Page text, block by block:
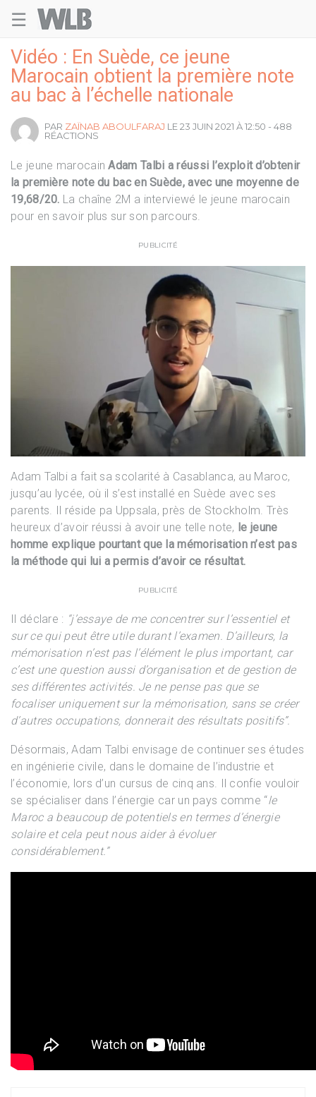
☰
Vidéo : En Suède, ce jeune
Marocain obtient la première note
au bac à l’échelle nationale
PAR ZAÏNAB ABOULFARAJ LE 23 JUIN 2021 À 12:50 - 488
RÉACTIONS
Le jeune marocain Adam Talbi a réussi l’exploit d’obtenir
la première note du bac en Suède, avec une moyenne de
19,68/20. La chaîne 2M a interviewé le jeune marocain
pour en savoir plus sur son parcours.
PUBLICITÉ
Adam Talbi a fait sa scolarité à Casablanca, au Maroc,
jusqu’au lycée, où il s’est installé en Suède avec ses
parents. Il réside pa Uppsala, près de Stockholm. Très
heureux d’avoir réussi à avoir une telle note, le jeune
homme explique pourtant que la mémorisation n’est pas
la méthode qui lui a permis d’avoir ce résultat.
PUBLICITÉ
Il déclare : “j’essaye de me concentrer sur l’essentiel et
sur ce qui peut être utile durant l’examen. D’ailleurs, la
mémorisation n’est pas l’élément le plus important, car
c’est une question aussi d’organisation et de gestion de
ses différentes activités. Je ne pense pas que se
focaliser uniquement sur la mémorisation, sans se créer
d’autres occupations, donnerait des résultats positifs”.
Désormais, Adam Talbi envisage de continuer ses études
en ingénierie civile, dans le domaine de l’industrie et
l’économie, lors d’un cursus de cinq ans. Il confie vouloir
se spécialiser dans l’énergie car un pays comme “le
Maroc a beaucoup de potentiels en termes d’énergie
solaire et cela peut nous aider à évoluer
considérablement.”